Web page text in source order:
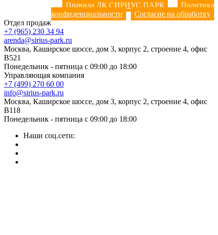
Правила ДК СИРИУС ПАРК
Политика
конфиденциальности
Согласие на обработку
Отдел продаж
+7 (965) 230 34 94
arenda@sirius-park.ru
Москва, Каширское шоссе, дом 3, корпус 2, строение 4, офис
B521
Понедельник - пятница с 09:00 до 18:00
Управляющая компания
+7 (499) 270 60 00
info@sirius-park.ru
Москва, Каширское шоссе, дом 3, корпус 2, строение 4, офис
B118
Понедельник - пятница с 09:00 до 18:00
Наши соц.сети: